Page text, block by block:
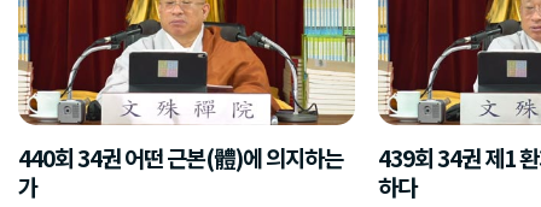
440회 34권 어떤 근본(體)에 의지하는
가
439회 34권 제1
하다